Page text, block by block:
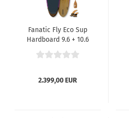
Fanatic Fly Eco Sup
Hardboard 9.6 + 10.6
2.399,00 EUR